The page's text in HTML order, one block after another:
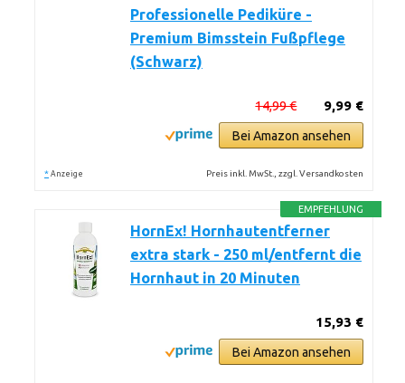
Professionelle Pediküre -
Premium Bimsstein Fußpflege
(Schwarz)
9,99 €
14,99 €
Bei Amazon ansehen
* Anzeige Preis inkl. MwSt., zzgl. Versandkosten
EMPFEHLUNG
HornEx! Hornhautentferner
extra stark - 250 ml/entfernt die
Hornhaut in 20 Minuten
15,93 €
Bei Amazon ansehen